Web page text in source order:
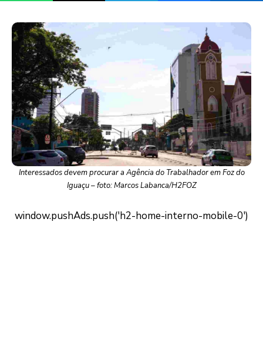
Interessados devem procurar a Agência do Trabalhador em Foz do
Iguaçu – foto: Marcos Labanca/H2FOZ